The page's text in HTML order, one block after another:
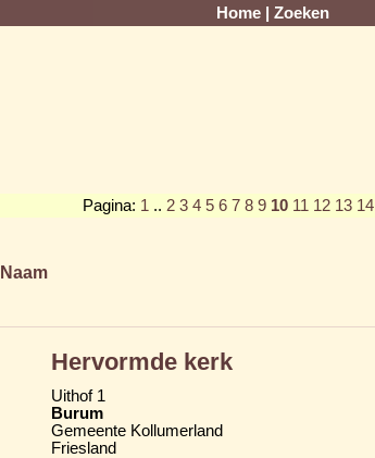
Home Zoeken
Pagina: 1 .. 2 3 4 5 6 7 8 9 10 11 12 13 14
Naam
Hervormde kerk
Uithof 1
Burum
Gemeente Kollumerland
Friesland